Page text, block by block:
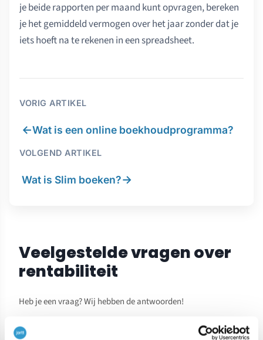
je beide rapporten per maand kunt opvragen, bereken
je het gemiddeld vermogen over het jaar zonder dat je
iets hoeft na te rekenen in een spreadsheet.
VORIG ARTIKEL
←Wat is een online boekhoudprogramma?
VOLGEND ARTIKEL
Wat is Slim boeken?→
Veelgestelde vragen over
rentabiliteit
Heb je een vraag? Wij hebben de antwoorden!